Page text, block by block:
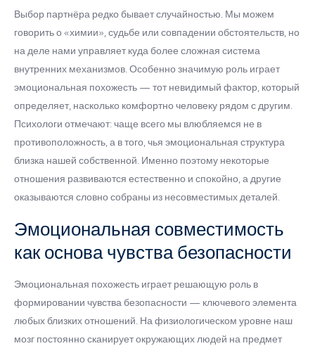
Выбор партнёра редко бывает случайностью. Мы можем
говорить о «химии», судьбе или совпадении обстоятельств, но
на деле нами управляет куда более сложная система
внутренних механизмов. Особенно значимую роль играет
эмоциональная похожесть — тот невидимый фактор, который
определяет, насколько комфортно человеку рядом с другим.
Психологи отмечают: чаще всего мы влюбляемся не в
противоположность, а в того, чья эмоциональная структура
близка нашей собственной. Именно поэтому некоторые
отношения развиваются естественно и спокойно, а другие
оказываются словно собраны из несовместимых деталей.
Эмоциональная совместимость
как основа чувства безопасности
Эмоциональная похожесть играет решающую роль в
формировании чувства безопасности — ключевого элемента
любых близких отношений. На физиологическом уровне наш
мозг постоянно сканирует окружающих людей на предмет